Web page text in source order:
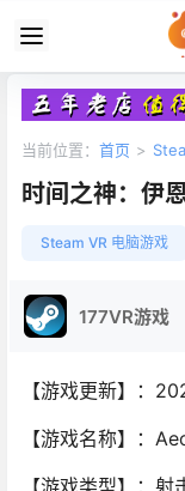
当前位置： 首页 >
时间之神：伊
Steam VR 电脑游戏
177VR游戏
【游戏更新】：
【游戏名称】：